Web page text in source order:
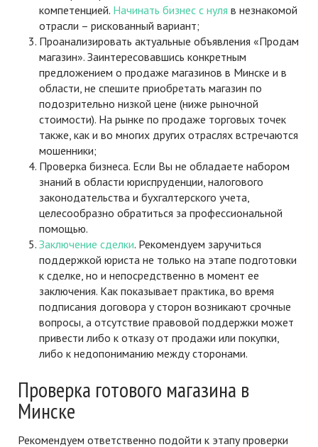
компетенцией. Начинать бизнес с нуля в незнакомой
отрасли – рискованный вариант;
Проанализировать актуальные объявления «Продам
магазин». Заинтересовавшись конкретным
предложением о продаже магазинов в Минске и в
области, не спешите приобретать магазин по
подозрительно низкой цене (ниже рыночной
стоимости). На рынке по продаже торговых точек
также, как и во многих других отраслях встречаются
мошенники;
Проверка бизнеса. Если Вы не обладаете набором
знаний в области юриспруденции, налогового
законодательства и бухгалтерского учета,
целесообразно обратиться за профессиональной
помощью.
Заключение сделки. Рекомендуем заручиться
поддержкой юриста не только на этапе подготовки
к сделке, но и непосредственно в момент ее
заключения. Как показывает практика, во время
подписания договора у сторон возникают срочные
вопросы, а отсутствие правовой поддержки может
привести либо к отказу от продажи или покупки,
либо к недопониманию между сторонами.
Проверка готового магазина в
Минске
Рекомендуем ответственно подойти к этапу проверки